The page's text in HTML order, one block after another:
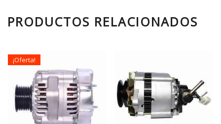
PRODUCTOS RELACIONADOS
¡Oferta!